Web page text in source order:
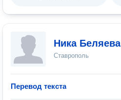
Ника Беляева
Ставрополь
Перевод текста